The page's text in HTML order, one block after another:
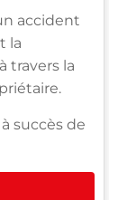
accident
la
travers la
succès de